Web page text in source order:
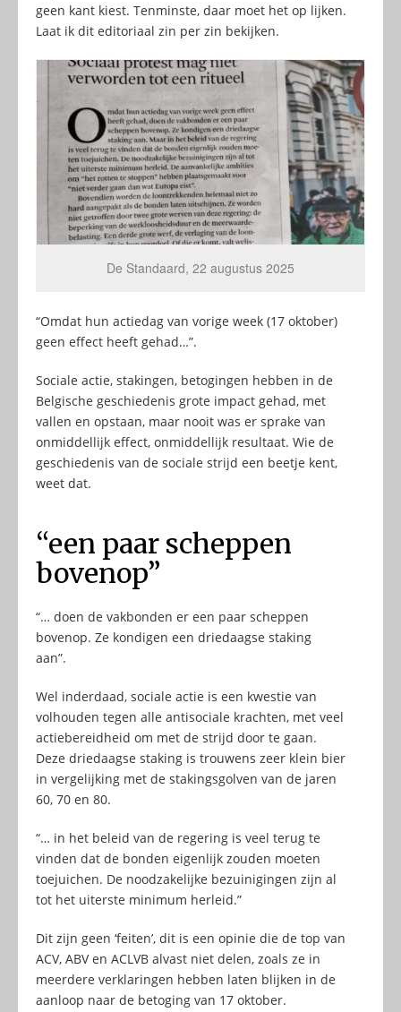
geen kant kiest. Tenminste, daar moet het op lijken.
Laat ik dit editoriaal zin per zin bekijken.
De Standaard, 22 augustus 2025
“Omdat hun actiedag van vorige week (17 oktober)
geen effect heeft gehad…”.
Sociale actie, stakingen, betogingen hebben in de
Belgische geschiedenis grote impact gehad, met
vallen en opstaan, maar nooit was er sprake van
onmiddellijk effect, onmiddellijk resultaat. Wie de
geschiedenis van de sociale strijd een beetje kent,
weet dat.
“een paar scheppen
bovenop”
“… doen de vakbonden er een paar scheppen
bovenop. Ze kondigen een driedaagse staking
aan”.
Wel inderdaad, sociale actie is een kwestie van
volhouden tegen alle antisociale krachten, met veel
actiebereidheid om met de strijd door te gaan.
Deze driedaagse staking is trouwens zeer klein bier
in vergelijking met de stakingsgolven van de jaren
60, 70 en 80.
“… in het beleid van de regering is veel terug te
vinden dat de bonden eigenlijk zouden moeten
toejuichen. De noodzakelijke bezuinigingen zijn al
tot het uiterste minimum herleid.”
Dit zijn geen ‘feiten’, dit is een opinie die de top van
ACV, ABV en ACLVB alvast niet delen, zoals ze in
meerdere verklaringen hebben laten blijken in de
aanloop naar de betoging van 17 oktober.